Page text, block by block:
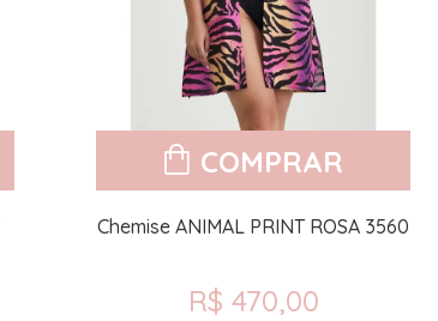
COMPRAR
Chemise ANIMAL PRINT ROSA 3560
R$ 470,00